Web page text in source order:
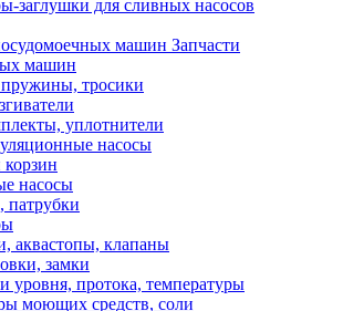
заглушки для сливных насосов
Запчасти
машин
тросики
уплотнители
насосы
насосы
патрубки
аквастопы, клапаны
замки
уровня, протока, температуры
моющих средств, соли